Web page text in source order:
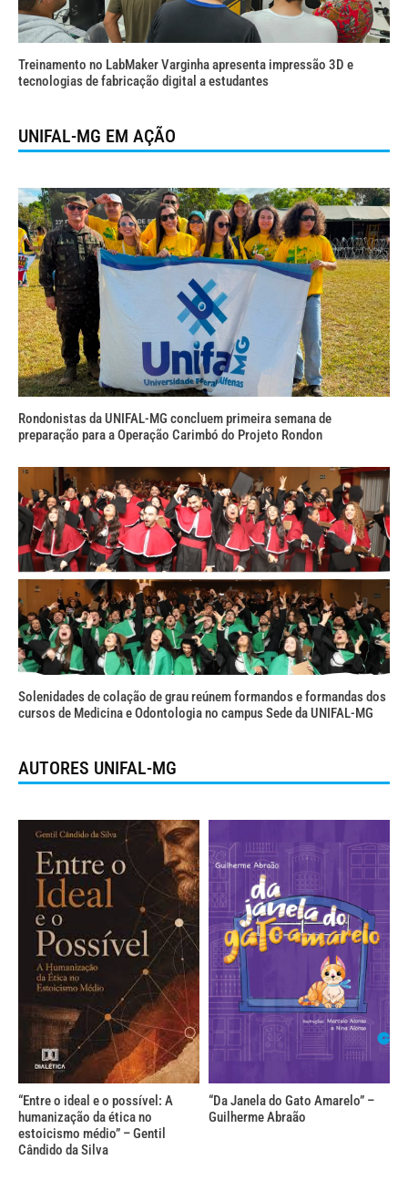
Treinamento no LabMaker Varginha apresenta impressão 3D e
tecnologias de fabricação digital a estudantes
UNIFAL-MG EM AÇÃO
Rondonistas da UNIFAL-MG concluem primeira semana de
preparação para a Operação Carimbó do Projeto Rondon
Solenidades de colação de grau reúnem formandos e formandas dos
cursos de Medicina e Odontologia no campus Sede da UNIFAL-MG
AUTORES UNIFAL-MG
“Entre o ideal e o possível: A
humanização da ética no
estoicismo médio” – Gentil
Cândido da Silva
“Da Janela do Gato Amarelo” –
Guilherme Abraão